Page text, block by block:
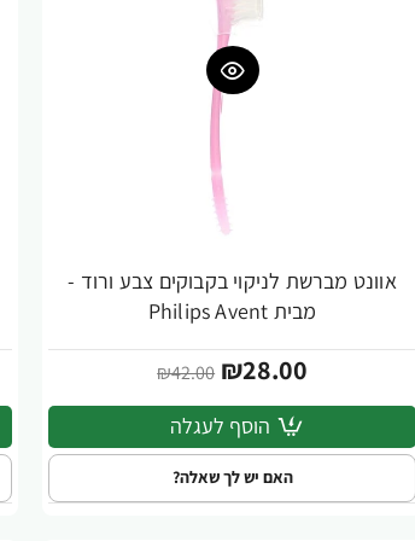
-33%
אוונט מברשת לניקוי בקבוקים צבע ורוד -
מבית Philips Avent
₪28.00
₪42.00
הוסף לעגלה
האם יש לך שאלה?